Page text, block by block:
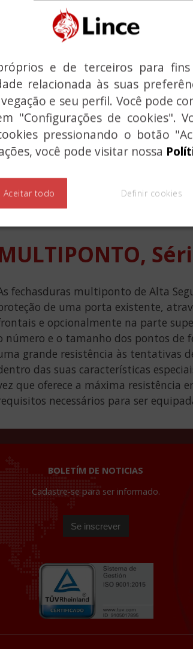
Previous
fechasduras multiponto de Alta
de uma porta existente,
e opcionalmente na parte
número e o tamanho dos pontos de
grande resistência às tentativas
das suas características
que oferece a máxima resistência
necessários para ser
BOLETÍM DE NOTICIAS
Cadastre-se para ser informado.
e de terceiros para
relacionada às suas
e seu perfil. Você pode
"Configurações de cookies".
pressionando o botão
você pode visitar nossa
Aceitar todo Definir cookies